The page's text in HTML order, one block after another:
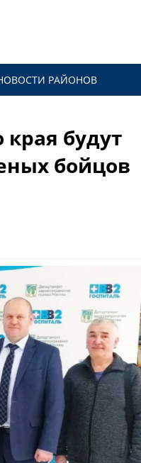
РАЙОНОВ
будут
бойцов